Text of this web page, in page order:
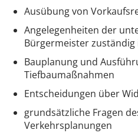
Ausübung von
Angelegenheiten der
Bürgermeister zuständig
Bauplanung und
Tiefbaumaßnahmen
Entscheidungen über
grundsätzliche Fragen
Verkehrsplanungen